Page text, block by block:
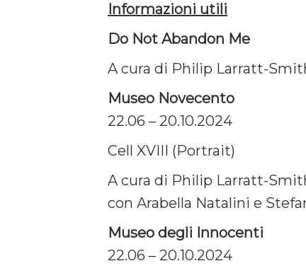
Informazioni utili
Do Not Abandon Me
A cura di Philip Larratt-
Museo Novecento
22.06 – 20.10.2024
Cell XVIII (Portrait)
A cura di Philip Larratt-
con Arabella Natalini e
Museo degli Innocenti
22.06 – 20.10.2024